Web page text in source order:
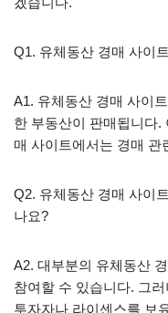
Q1. 유체동산 경매 사이
A1. 유체동산 경매 사이
한 부동산이 판매됩니다.
매 사이트에서는 경매 관
Q2. 유체동산 경매 사이
나요?
A2. 대부분의 유체동산
참여할 수 있습니다. 그
투자자나 라이센스를 보